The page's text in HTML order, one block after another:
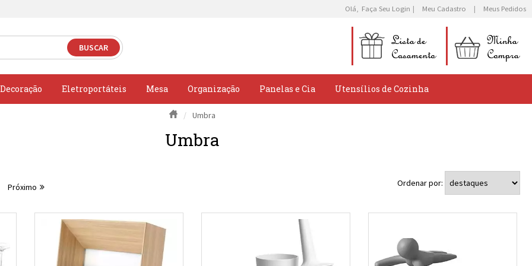
Olá, Faça Seu Login Meu Cadastro Meus Pedidos
Decoração Eletroportáteis Mesa Organização Panelas e Cia Utensílios de Cozinha
Umbra
Umbra
Próximo